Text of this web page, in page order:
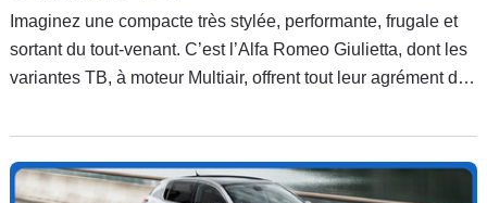
Imaginez une compacte très stylée, performante, frugale et
sortant du tout-venant. C’est l’Alfa Romeo Giulietta, dont les
variantes TB, à moteur Multiair, offrent tout leur agrément dès